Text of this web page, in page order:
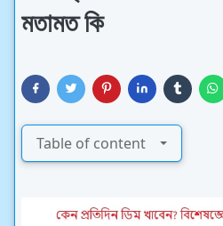
মতামত কি
Table of content